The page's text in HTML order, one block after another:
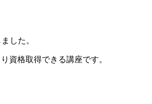
した。
資格取得できる講座です。